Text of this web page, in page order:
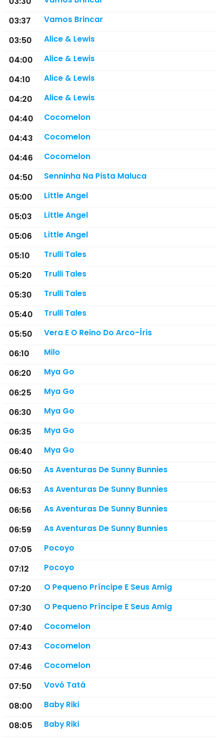
03:37 Vamos Brincar
03:50 Alice & Lewis
04:00 Alice & Lewis
04:10 Alice & Lewis
04:20 Alice & Lewis
04:40 Cocomelon
04:43 Cocomelon
04:46 Cocomelon
04:50 Senninha Na Pista Maluca
05:00 Little Angel
05:03 Little Angel
05:06 Little Angel
05:10 Trulli Tales
05:20 Trulli Tales
05:30 Trulli Tales
05:40 Trulli Tales
05:50 Vera E O Reino Do Arco-Íris
06:10 Milo
06:20 Mya Go
06:25 Mya Go
06:30 Mya Go
06:35 Mya Go
06:40 Mya Go
06:50 As Aventuras De Sunny Bunnies
06:53 As Aventuras De Sunny Bunnies
06:56 As Aventuras De Sunny Bunnies
06:59 As Aventuras De Sunny Bunnies
07:05 Pocoyo
07:12 Pocoyo
07:20 O Pequeno Príncipe E Seus Amig
07:30 O Pequeno Príncipe E Seus Amig
07:40 Cocomelon
07:43 Cocomelon
07:46 Cocomelon
07:50 Vovó Tatá
08:00 Baby Riki
08:05 Baby Riki